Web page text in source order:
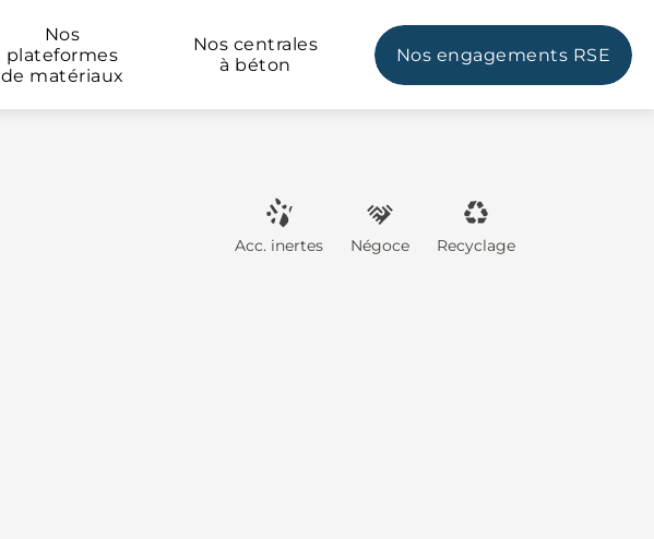
Nos
plateformes
de matériaux
Nos centrales
à béton
Nos engagements RSE
Acc. inertes Négoce Recyclage